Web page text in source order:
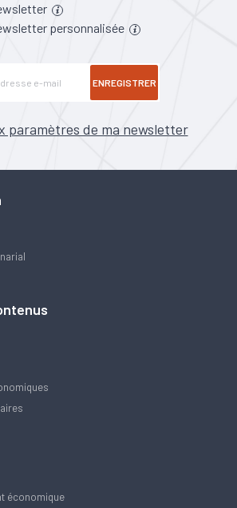
personnalisée
ENREGISTRER
paramètres de ma newsletter
économique